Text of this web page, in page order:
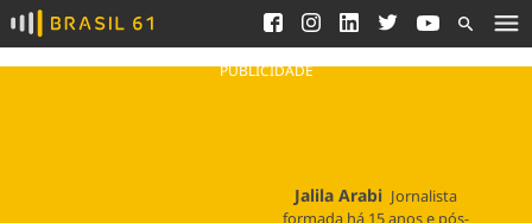
Ver todas as notícias
Podcasts
Saneamento
Indicadores
Brasil Mineral
PUBLICIDADE
Jalila Arabi Jornalista
formada há 15 anos e pós-